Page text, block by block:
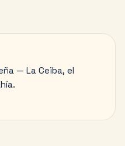
— La Ceiba, el